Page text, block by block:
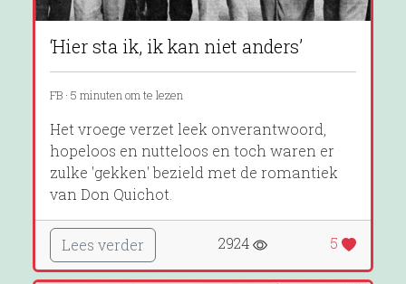
‘Hier sta ik, ik kan niet anders’
FB · 5 minuten om te lezen
Het vroege verzet leek onverantwoord,
hopeloos en nutteloos en toch waren er
zulke 'gekken' bezield met de romantiek
van Don Quichot.
Lees verder 2924 5